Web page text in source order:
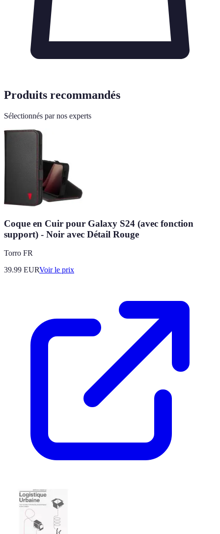
Produits recommandés
Sélectionnés par nos experts
Coque en Cuir pour Galaxy S24 (avec fonction
support) - Noir avec Détail Rouge
Torro FR
39.99 EURVoir le prix